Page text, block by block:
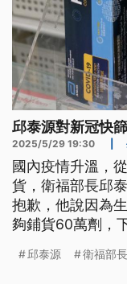
邱泰源對新冠快
2025/5/29 19:30
國內疫情升溫，
貨，衛福部長邱
抱歉，他說因為
夠鋪貨60萬劑，
充裕無虞，其中
邱泰源 衛福部長